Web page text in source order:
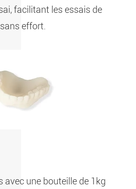
facilitant les essais de
effort.
avec une bouteille de 1kg